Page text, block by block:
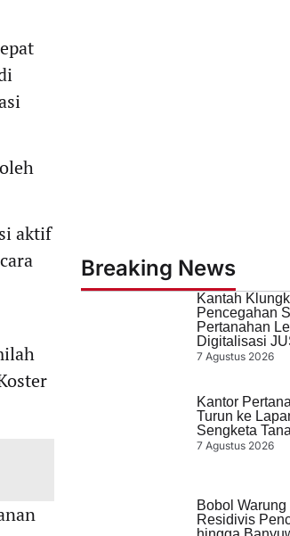
aktif
Breaking News
Kantah
Pencegahan
Pertanahan
Digitalisasi
7 Agustus 2026
Kantor
Turun ke
Sengketa
7 Agustus 2026
Bobol
Residivis